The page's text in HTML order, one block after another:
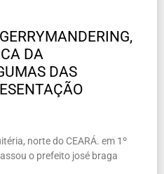
DA
DAS
norte do CEARÁ. em 1º
o prefeito josé braga